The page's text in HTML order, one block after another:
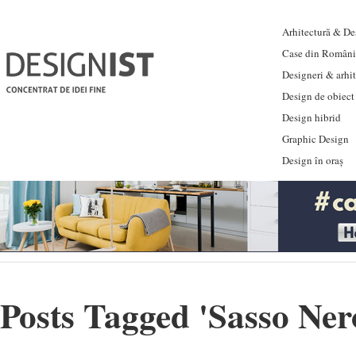
Arhitectură &
Case din
Designeri &
Design de obiect
Design hibrid
Graphic Design
Design în oraș
Posts Tagged 'Sasso